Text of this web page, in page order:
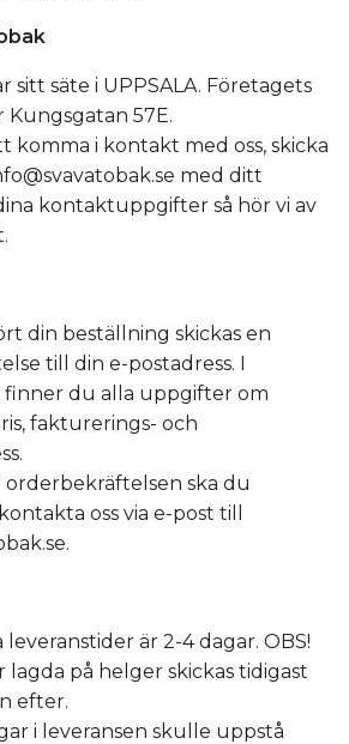
sitt säte i UPPSALA. Företagets
Kungsgatan 57E.
komma i kontakt med oss, skicka
med ditt
kontaktuppgifter så hör vi av
din beställning skickas en
till din e-postadress. I
finner du alla uppgifter om
fakturerings- och
orderbekräftelsen ska du
oss via e-post till
.
leveranstider är 2-4 dagar. OBS!
lagda på helger skickas tidigast
efter.
i leveransen skulle uppstå